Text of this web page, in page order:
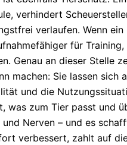
verhindert
verlaufen. Wenn
für
Genau an dieser Stelle
machen: Sie lassen sich
und die
was zum Tier passt und
Nerven – und es
verbessert, zahlt auf